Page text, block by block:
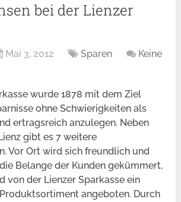
bei der Lienzer
Mai 3, 2012 Sparen
Keine
wurde 1878 mit dem Ziel
ohne Schwierigkeiten als
ertragsreich anzulegen. Neben
gibt es 7 weitere
Vor Ort wird sich freundlich und
Belange der Kunden gekümmert,
von der Lienzer Sparkasse ein
angeboten. Durch